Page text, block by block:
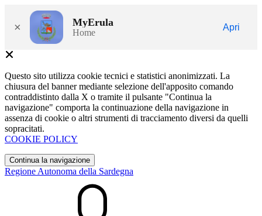
× MyErula
Home
Apri
Questo sito utilizza cookie tecnici e statistici anonimizzati. La
chiusura del banner mediante selezione dell'apposito comando
contraddistinto dalla X o tramite il pulsante "Continua la
navigazione" comporta la continuazione della navigazione in
assenza di cookie o altri strumenti di tracciamento diversi da quelli
sopracitati.
COOKIE POLICY
Continua la navigazione
Regione Autonoma della Sardegna